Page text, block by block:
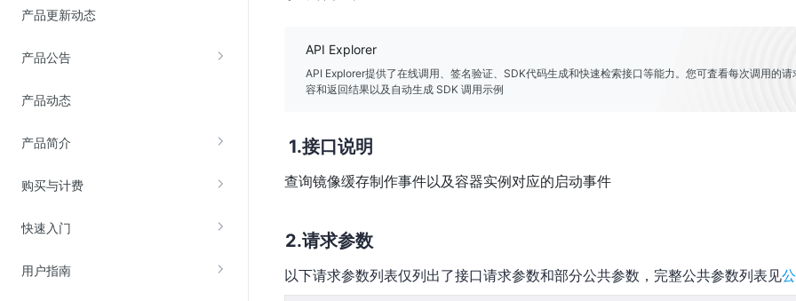
产品更新动态
产品公告
产品动态
产品简介
购买与计费
快速入门
用户指南
云硬盘(EBS)
在线迁移服务
视频云服务
云直播(KLS)
边缘节点计算
API Explorer
API Explorer提供了在线调用、签名验证、SDK代码生成和快速检索接口等能力。您可査看每次调用的请
容和返回结果以及自动生成 SDK 调用示例
接口说明
查询镜像缓存制作事件以及容器实例对应的启动事件
请求参数
以下请求参数列表仅列出了接口请求参数和部分公共参数，完整公共参数列表见